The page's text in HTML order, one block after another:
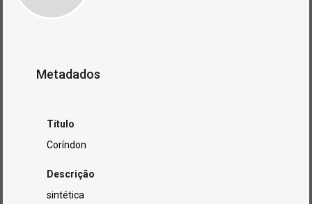
Metadados
Título
Coríndon
Descrição
sintética